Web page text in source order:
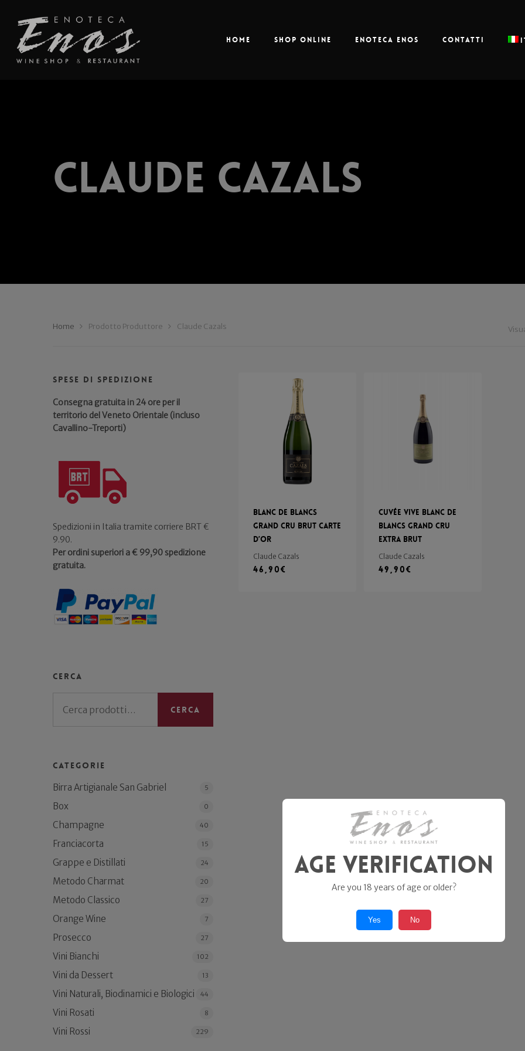
Home Shop online Enoteca Enos Contatti
Claude Cazals
Home Prodotto Produttore Claude Cazals
Spese di spedizione
Consegna gratuita in 24 ore per il
territorio del Veneto Orientale (incluso
Cavallino-Treporti)
Spedizioni in Italia tramite corriere BRT €
9.90.
Per ordini superiori a € 99,90 spedizione
gratuita.
Cerca
Cerca
Categorie
Birra Artigianale San Gabriel 5
Box 0
Champagne 40
Franciacorta 15
Grappe e Distillati 24
Metodo Charmat 20
Metodo Classico 27
Orange Wine 7
Prosecco 27
Vini Bianchi 102
Vini da Dessert 13
Vini Naturali, Biodinamici e Biologici 44
Vini Rosati 8
Vini Rossi 229
Blanc de Blancs
Grand Cru Brut Carte
d’Or
Claude Cazals
46,90€
Cuvée Vive Blanc de
Blancs Grand Cru
Extra Brut
Claude Cazals
49,90€
Age Verification
Are you 18 years of age or older?
Yes No